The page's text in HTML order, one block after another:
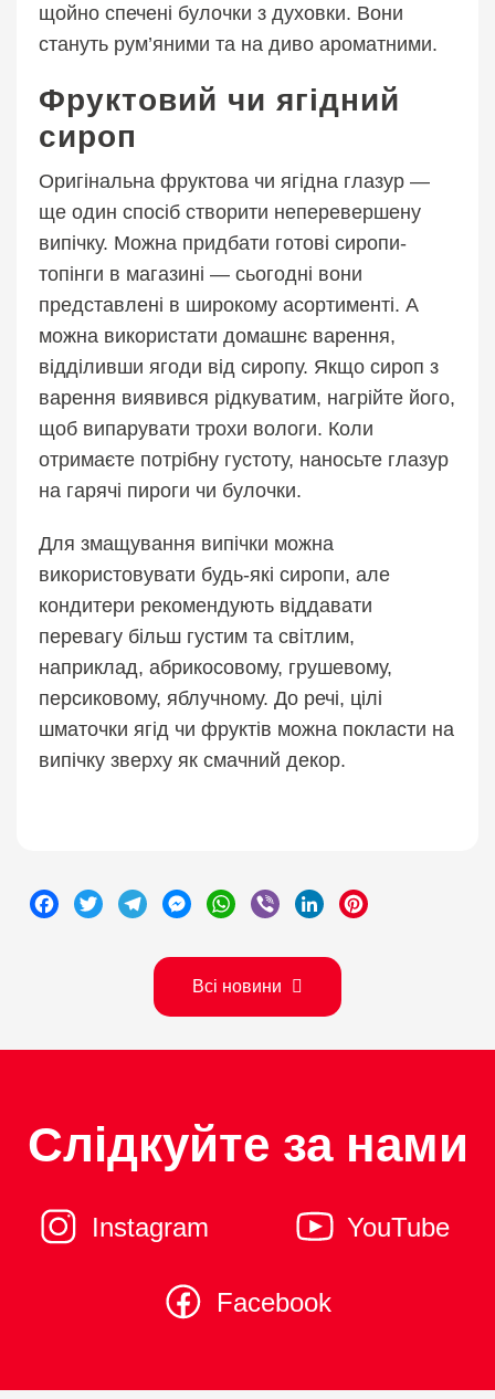
щойно спечені булочки з духовки. Вони
стануть рум’яними та на диво ароматними.
Фруктовий чи ягідний
сироп
Оригінальна фруктова чи ягідна глазур —
ще один спосіб створити неперевершену
випічку. Можна придбати готові сиропи-
топінги в магазині — сьогодні вони
представлені в широкому асортименті. А
можна використати домашнє варення,
відділивши ягоди від сиропу. Якщо сироп з
варення виявився рідкуватим, нагрійте його,
щоб випарувати трохи вологи. Коли
отримаєте потрібну густоту, наносьте глазур
на гарячі пироги чи булочки.
Для змащування випічки можна
використовувати будь-які сиропи, але
кондитери рекомендують віддавати
перевагу більш густим та світлим,
наприклад, абрикосовому, грушевому,
персиковому, яблучному. До речі, цілі
шматочки ягід чи фруктів можна покласти на
випічку зверху як смачний декор.
Facebook
Twitter TelegramMessengerWhatsApp
Viber LinkedIn
Всі новини
Слідкуйте за нами
Instagram YouTube
Facebook